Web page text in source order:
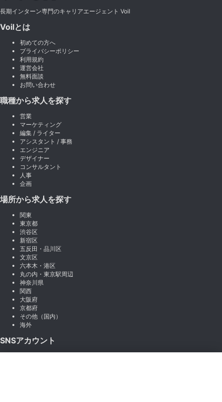
長期インターン専門のキャリアエージェント Voil
Voilとは
初めての方へ
プライバシーポリシー
利用規約
運営会社
無料面談
お問い合わせ
職種から求人を探す
営業
マーケティング
編集 / ライター
アシスタント / 事務
エンジニア
デザイナー
コンサルタント
人事
企画
場所から求人を探す
関東
東京都
渋谷区
新宿区
五反田・品川区
文京区
六本木・港区
丸の内・東京駅周辺
神奈川県
関西
大阪府
京都府
その他（国内）
海外
SNSアカウント